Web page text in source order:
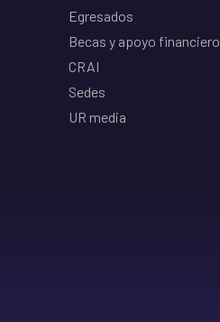
Egresados
Becas y apoyo financiero
CRAI
Sedes
UR media